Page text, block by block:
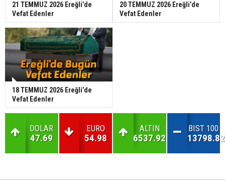
21 TEMMUZ 2026 Ereğli’de
Vefat Edenler
20 TEMMUZ 2026 Ereğli’de
Vefat Edenler
18 TEMMUZ 2026 Ereğli’de
Vefat Edenler
DOLAR
47.69
EURO
54.98
ALTIN
6537.92
BIST 100
13798.82